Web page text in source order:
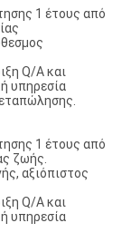
1 έτους από
Q/A και
υπηρεσία
1 έτους από
ζωής.
αξιόπιστος
Q/A και
υπηρεσία